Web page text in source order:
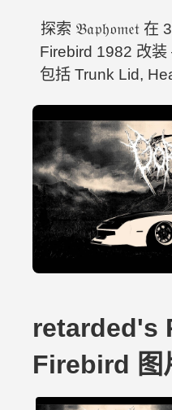
探索 𝔅𝔞𝔭𝔥𝔬𝔪𝔢𝔱 在
Firebird 1982 改装
包括 Trunk Lid,
retarded's
Firebird 图